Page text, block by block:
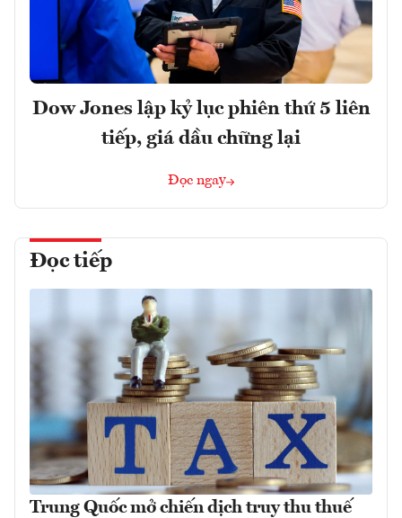
Dow Jones lập kỷ lục phiên thứ 5 liên
tiếp, giá dầu chững lại
Đọc ngay
Đọc tiếp
Trung Quốc mở chiến dịch truy thu thuế